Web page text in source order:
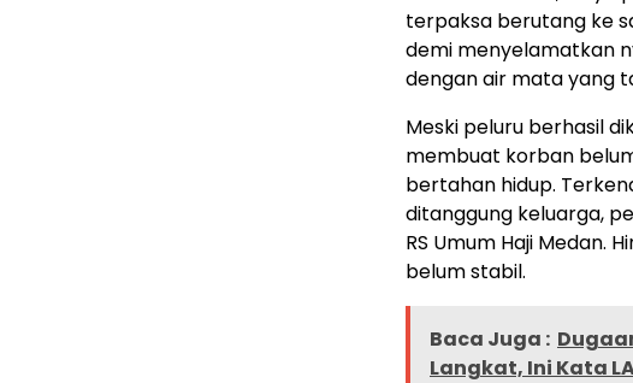
terpaksa berutang ke
demi menyelamatkan
dengan air mata yang
Meski peluru berhasil
membuat korban
bertahan hidup.
ditanggung keluarga,
RS Umum Haji Medan.
belum stabil.
Baca Juga :
Langkat, Ini Kata